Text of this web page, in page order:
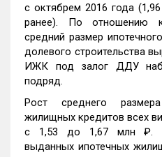
с октябрем 2016 года
ранее). По отношению
средний размер
долевого строительства
ИЖК под залог ДДУ
подряд.
Рост среднего
жилищных кредитов всех
c 1,53 до 1,67 млн ₽.
выданных ипотечных